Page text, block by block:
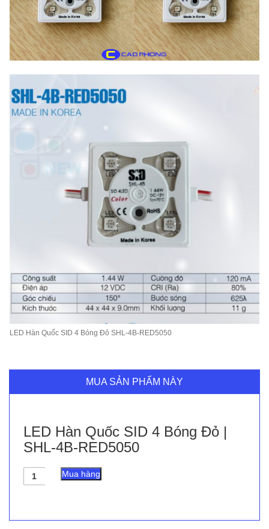
LED Hàn Quốc SID 4 Bóng Đỏ SHL-4B-RED5050
MUA SẢN PHẨM NÀY
LED Hàn Quốc SID 4 Bóng Đỏ |
SHL-4B-RED5050
LED
Hàn
Mua hàng